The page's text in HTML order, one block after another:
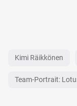
Kimi Räikkönen
Team-Portrait: